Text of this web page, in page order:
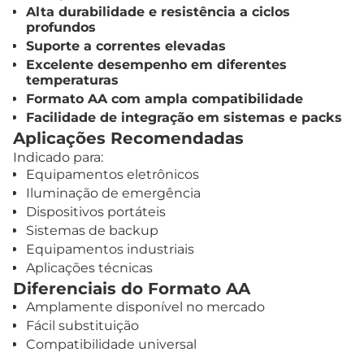
Alta durabilidade e resistência a ciclos
profundos
Suporte a correntes elevadas
Excelente desempenho em diferentes
temperaturas
Formato AA com ampla compatibilidade
Facilidade de integração em sistemas e packs
Aplicações Recomendadas
Indicado para:
Equipamentos eletrônicos
Iluminação de emergência
Dispositivos portáteis
Sistemas de backup
Equipamentos industriais
Aplicações técnicas
Diferenciais do Formato AA
Amplamente disponível no mercado
Fácil substituição
Compatibilidade universal